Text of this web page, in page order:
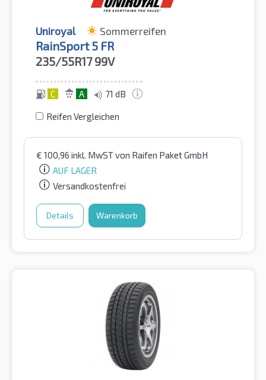
Uniroyal Sommerreifen
RainSport 5 FR
235/55R17 99V
C A 71 dB
Reifen Vergleichen
€ 100,96 inkl. MwSTvon Raifen Paket GmbH
AUF LAGER
Versandkostenfrei
Details Warenkorb